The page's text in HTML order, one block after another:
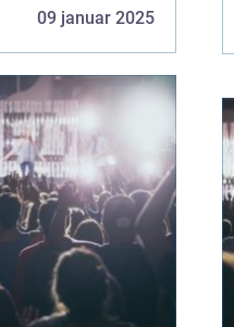
09 januar 2025